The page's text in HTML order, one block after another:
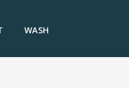
WASH